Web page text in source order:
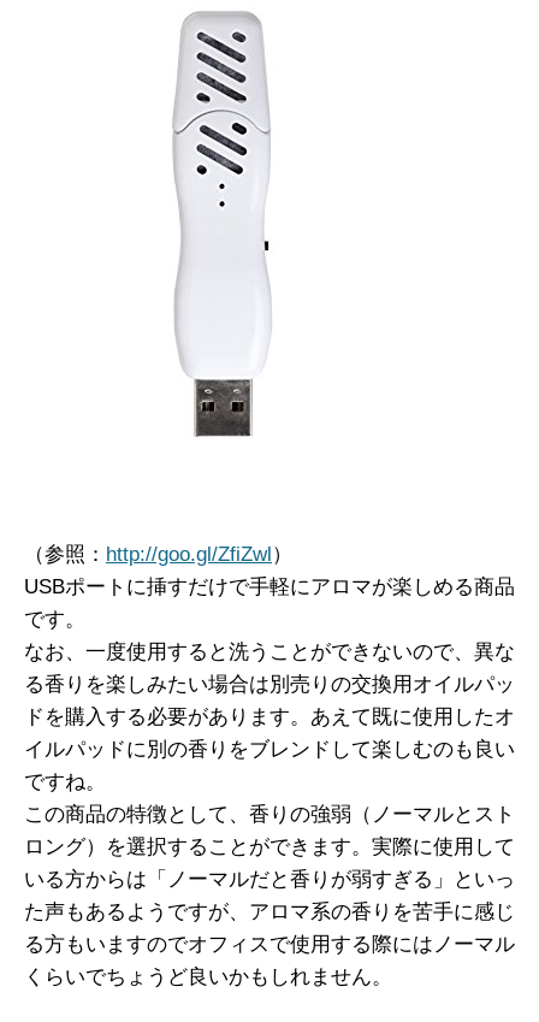
（参照： http://goo.gl/ZfiZwl）
USBポートに挿すだけで手軽にアロマが楽しめる商品
です。
なお、一度使用すると洗うことができないので、異な
る香りを楽しみたい場合は別売りの交換用オイルパッ
ドを購入する必要があります。あえて既に使用したオ
イルパッドに別の香りをブレンドして楽しむのも良い
ですね。
この商品の特徴として、香りの強弱（ノーマルとスト
ロング）を選択することができます。実際に使用して
いる方からは「ノーマルだと香りが弱すぎる」といっ
た声もあるようですが、アロマ系の香りを苦手に感じ
る方もいますのでオフィスで使用する際にはノーマル
くらいでちょうど良いかもしれません。